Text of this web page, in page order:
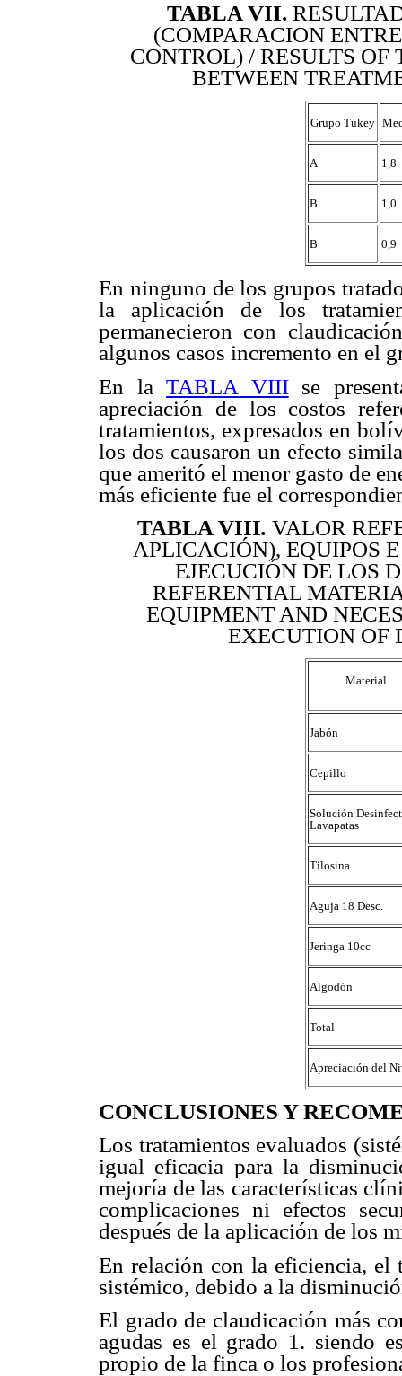
TABLA VII.
(COMPARACION
CONTROL) / RESULTS
BETWEEN
Grupo Tukey
A 1,8
B 1,0
B 0,9
En ninguno de los grupos
la aplicación de los
permanecieron con
algunos casos incremento en el
En laTABLA VIIIse
apreciación de los costos
tratamientos, expresados en
los dos causaron un efecto
que ameritó el menor gasto de
más eficiente fue el
TABLA VIII. VALOR
APLICACIÓN), EQUIPOS
EJECUCIÓN DE LOS
REFERENTIAL
EQUIPMENT AND
EXECUTION OF
Material
Jabón
Cepillo
Solución
Lavapatas
Tilosina
Aguja 18 Desc.
Jeringa 10cc
Algodón
Total
Apreciación del
CONCLUSIONES Y
Los tratamientos evaluados
igual eficacia para la
mejoría de las características
complicaciones ni efectos
después de la aplicación de los
En relación con la eficiencia, el
sistémico, debido a la
El grado de claudicación más
agudas es el grado 1. siendo
propio de la finca o los